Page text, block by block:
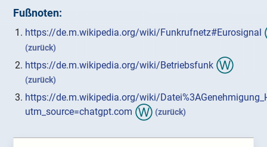
Fußnoten:
https://de.m.wikipedia.org/wiki/Funkrufnetz#Eurosignal
(zurück)
https://de.m.wikipedia.org/wiki/Betriebsfunk
(zurück)
https://de.m.wikipedia.org/wiki/
utm_source=chatgpt.com
(zurück)